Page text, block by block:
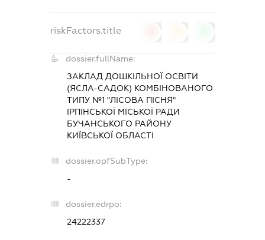
riskFactors.title
dossier.fullName:
ЗАКЛАД ДОШКІЛЬНОЇ ОСВІТИ
(ЯСЛА-САДОК) КОМБІНОВАНОГО
ТИПУ №1 "ЛІСОВА ПІСНЯ"
ІРПІНСЬКОЇ МІСЬКОЇ РАДИ
БУЧАНСЬКОГО РАЙОНУ
КИЇВСЬКОЇ ОБЛАСТІ
dossier.opfSubType:
-
dossier.edrpo:
24222337